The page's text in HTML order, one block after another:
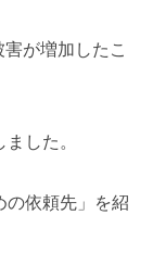
が増加したこ
した。
の依頼先」を紹